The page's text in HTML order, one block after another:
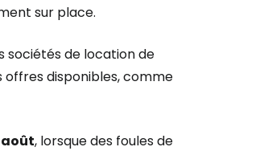
sur place.
sociétés de location de
disponibles, comme
août, lorsque des foules de